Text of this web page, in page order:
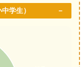
学生）